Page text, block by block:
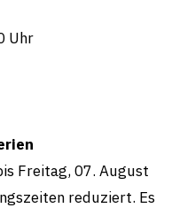
Uhr
Freitag, 07. August
reduziert. Es